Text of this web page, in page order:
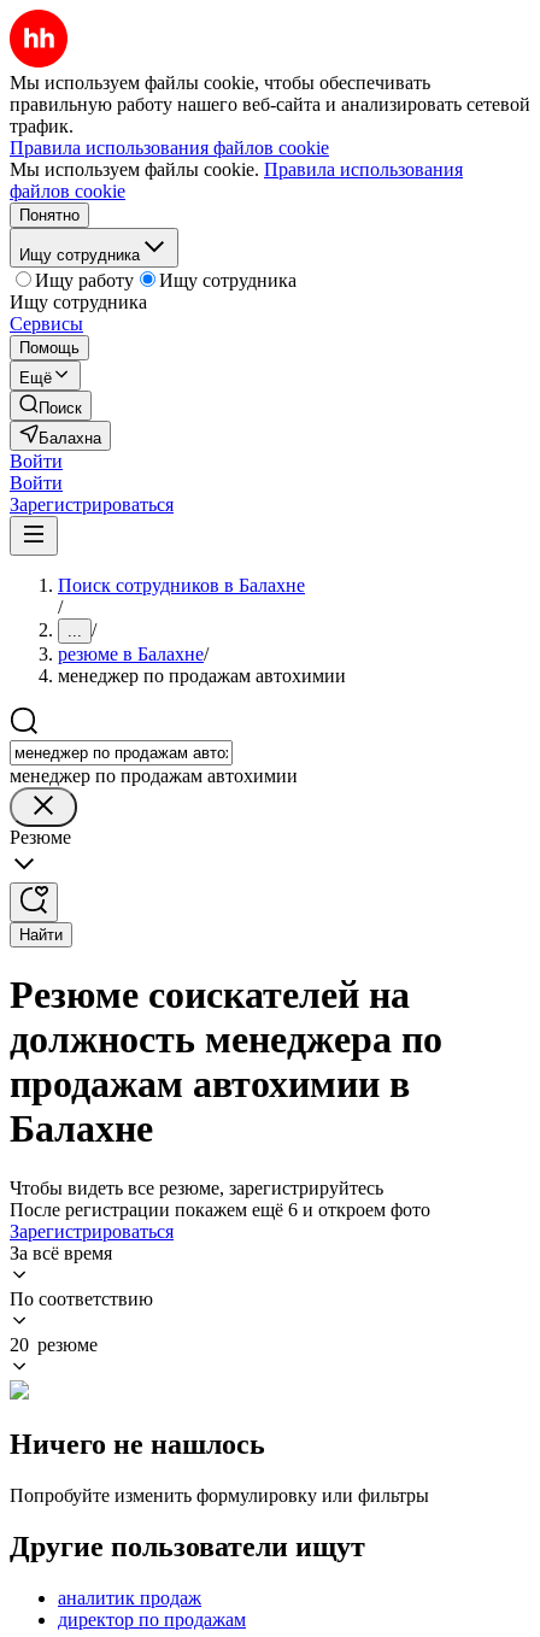
Мы используем файлы cookie, чтобы обеспечивать
правильную работу нашего веб-сайта и анализировать сетевой
трафик.
Правила использования файлов cookie
Мы используем файлы cookie. Правила использования
файлов cookie
Понятно
Ищу сотрудника
Ищу работу
Ищу сотрудника
Ищу сотрудника
Сервисы
Помощь
Ещё
Поиск
Балахна
Войти
Войти
Зарегистрироваться
Поиск сотрудников в Балахне
/
... /
резюме в Балахне/
менеджер по продажам автохимии
менеджер по продажам автохимии
Резюме
Найти
Резюме соискателей на
должность менеджера по
продажам автохимии в
Балахне
Чтобы видеть все резюме, зарегистрируйтесь
После регистрации покажем ещё 6 и откроем фото
Зарегистрироваться
За всё время
По соответствию
20 резюме
Ничего не нашлось
Попробуйте изменить формулировку или фильтры
Другие пользователи ищут
аналитик продаж
директор по продажам